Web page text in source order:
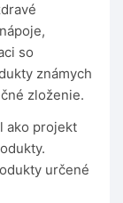
so
známych
zloženie.
ako projekt
určené